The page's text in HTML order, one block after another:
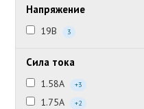
Напряжение
19В 3
Сила тока
1.58А +3
1.75А +2